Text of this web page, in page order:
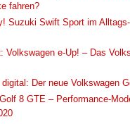
fahren?
Suzuki Swift Sport im Alltags-
Volkswagen e-Up! – Das
Der neue Volkswagen
8 GTE – Performance-